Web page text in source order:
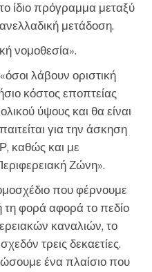
ίδιο πρόγραμμα μεταξύ
μετάδοση.
νομοθεσία».
λάβουν οριστική
κόστος εποπτείας
ύψους και θα είναι
για την άσκηση
καθώς και με
Ζώνη».
που φέρνουμε
φορά αφορά το πεδίο
καναλιών, το
τρεις δεκαετίες.
ένα πλαίσιο που